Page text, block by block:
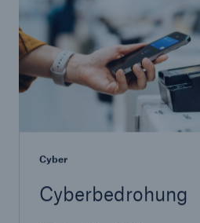
Cyber
Cyberbedrohung